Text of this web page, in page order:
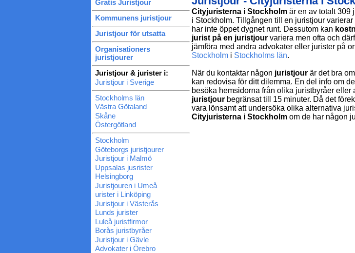
Gratis Juristjour
Kommunens juristjour
Juristjour för utsatta
Organisationers
juristjourer
Juristjour & jurister i:
Juristjour i Sverige
Stockholms län
Västra Götaland
Skåne
Östergötland
Stockholm
Göteborgs juristjourer
Juristjour i Malmö
Uppsalas jusrister
Helsingborg
Juristjouren i Umeå
urister i Linköping
Juristjour i Västerås
Lunds jurister
Luleå juristfirmor
Borås juristbyråer
Juristjour i Gävle
Advokater i Örebro
Cityjuristerna i Stockholm är en av totalt 309
i Stockholm. Tillgången till en juristjour
har inte öppet dygnet runt. Dessutom kan
jurist på en juristjour variera men ofta och
jämföra med andra advokater eller jurister på
Stockholm i Stockholms län.
När du kontaktar någon juristjour är det bra
kan redovisa för ditt dilemma. En del info om
besöka hemsidorna från olika juristbyråer
juristjour begränsat till 15 minuter. Då det
vara lönsamt att undersöka olika alternativa
Cityjuristerna i Stockholm om de har någon